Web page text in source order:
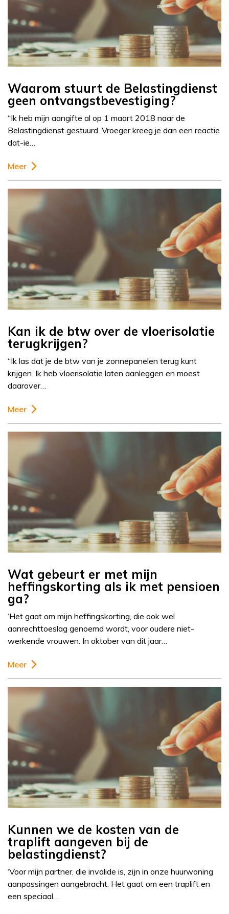
Waarom stuurt de Belastingdienst
geen ontvangstbevestiging?
“Ik heb mijn aangifte al op 1 maart 2018 naar de
Belastingdienst gestuurd. Vroeger kreeg je dan een reactie
dat-ie…
Meer
Kan ik de btw over de vloerisolatie
terugkrijgen?
“Ik las dat je de btw van je zonnepanelen terug kunt
krijgen. Ik heb vloerisolatie laten aanleggen en moest
daarover…
Meer
Wat gebeurt er met mijn
heffingskorting als ik met pensioen
ga?
‘Het gaat om mijn heffingskorting, die ook wel
aanrechttoeslag genoemd wordt, voor oudere niet-
werkende vrouwen. In oktober van dit jaar…
Meer
Kunnen we de kosten van de
traplift aangeven bij de
belastingdienst?
‘Voor mijn partner, die invalide is, zijn in onze huurwoning
aanpassingen aangebracht. Het gaat om een traplift en
een speciaal…